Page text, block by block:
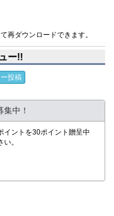
再ダウンロードできます。
ー!!
投稿
中！
イントを30ポイント贈呈中
。